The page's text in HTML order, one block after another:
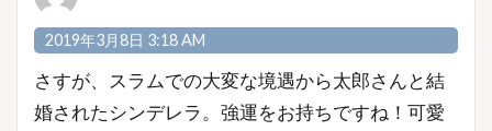
2019年3月8日 3:18 AM
さすが、スラムでの大変な境遇から太郎さんと結
婚されたシンデレラ。強運をお持ちですね！可愛